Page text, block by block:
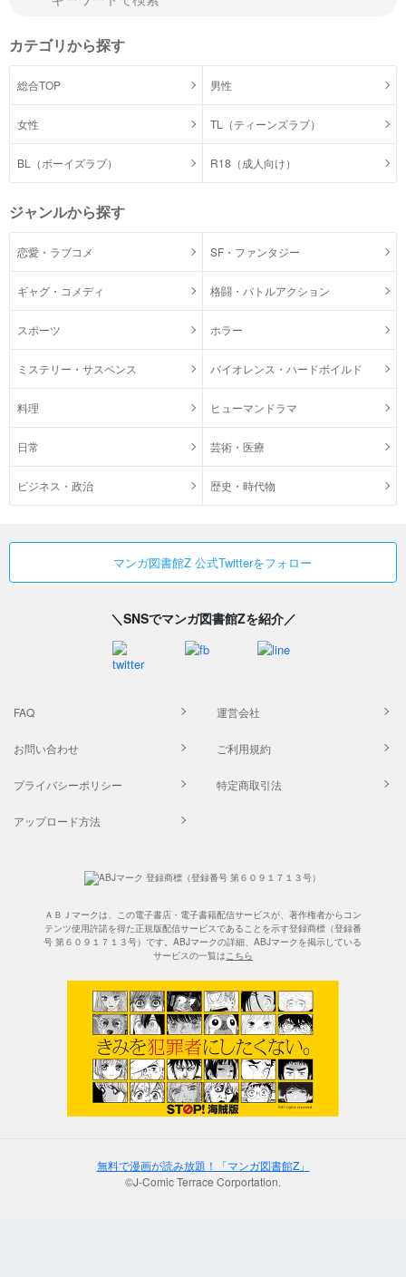
カテゴリから探す
総合TOP 男性
女性 TL（ティーンズラブ）
BL（ボーイズラブ） R18（成人向け）
ジャンルから探す
恋愛・ラブコメ SF・ファンタジー
ギャグ・コメディ 格闘・バトルアクション
スポーツ ホラー
ミステリー・サスペンス バイオレンス・ハードボイルド
料理 ヒューマンドラマ
日常 芸術・医療
ビジネス・政治 歴史・時代物
マンガ図書館Z 公式Twitterをフォロー
＼SNSでマンガ図書館Zを紹介／
FAQ 運営会社
お問い合わせ ご利用規約
プライバシーポリシー 特定商取引法
アップロード方法
ＡＢＪマークは、この電子書店・電子書籍配信サービスが、著作権者からコン
テンツ使用許諾を得た正規版配信サービスであることを示す登録商標（登録番
号 第６０９１７１３号）です。ABJマークの詳細、ABJマークを掲示している
サービスの一覧はこちら
無料で漫画が読み放題！「マンガ図書館Z」
©J-Comic Terrace Corportation.